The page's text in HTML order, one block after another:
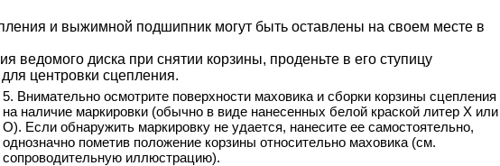
и выжимной подшипник могут быть оставлены на своем месте в
ведомого диска при снятии корзины, проденьте в его ступицу
центровки сцепления.
5. Внимательно осмотрите поверхности маховика и сборки корзины сцепления
на наличие маркировки (обычно в виде нанесенных белой краской литер Х или
О). Если обнаружить маркировку не удается, нанесите ее самостоятельно,
однозначно пометив положение корзины относительно маховика (см.
сопроводительную иллюстрацию).